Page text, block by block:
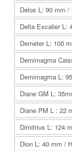
Delos L: 90 mm /
Delta Escalier L:
Demeter L: 100
Demimagma
Demimagma L:
Diane GM L:
Diane PM L : 22
Dimitrius L: 124
Dion L: 40 mm /